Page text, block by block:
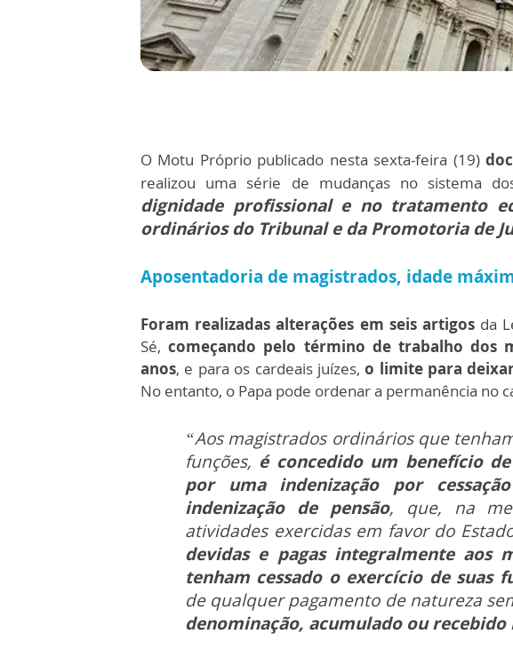
O Motu Próprio publicado nesta sexta-feira (19)
realizou uma série de mudanças no sistema
dignidade profissional e no tratamento
ordinários do Tribunal e da Promotoria de
Aposentadoria de magistrados, idade
Foram realizadas alterações em seis artigos da
Sé,começando pelo término de trabalho dos
anos, e para os cardeais juízes, o limite para
No entanto, o Papa pode ordenar a permanência no
“Aos magistrados ordinários que
funções, é concedido um benefício
por uma indenização por
indenização de pensão, que, na
atividades exercidas em favor do
devidas e pagas integralmente aos
tenham cessado o exercício de suas
de qualquer pagamento de natureza
denominação, acumulado ou